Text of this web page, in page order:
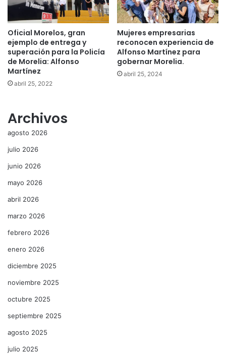
Oficial Morelos, gran
ejemplo de entrega y
superación para la Policía
de Morelia: Alfonso
Martínez
abril 25, 2022
Mujeres empresarias
reconocen experiencia de
Alfonso Martínez para
gobernar Morelia.
abril 25, 2024
Archivos
agosto 2026
julio 2026
junio 2026
mayo 2026
abril 2026
marzo 2026
febrero 2026
enero 2026
diciembre 2025
noviembre 2025
octubre 2025
septiembre 2025
agosto 2025
julio 2025